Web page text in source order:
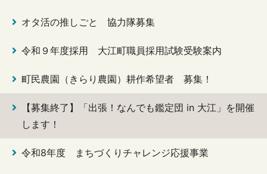
オタ活の推しごと 協力隊募集
令和９年度採用 大江町職員採用試験受験案内
町民農園（きらり農園）耕作希望者 募集！
【募集終了】「出張！なんでも鑑定団 in 大江」を開催
します！
令和8年度 まちづくりチャレンジ応援事業